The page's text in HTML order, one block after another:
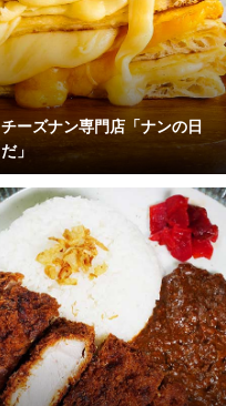
チーズナン専門店「ナンの日
だ」